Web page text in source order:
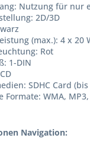
Nutzung für nur
2D/3D
(max.): 4 x 20
Rot
1-DIN
SDHC Card (bis
WMA, MP3,
Navigation: